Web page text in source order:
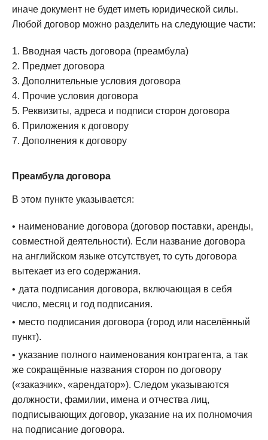
иначе документ не будет иметь юридической силы.
Любой договор можно разделить на следующие части:
Вводная часть договора (преамбула)
Предмет договора
Дополнительные условия договора
Прочие условия договора
Реквизиты, адреса и подписи сторон договора
Приложения к договору
Дополнения к договору
Преамбула договора
В этом пункте указывается:
наименование договора (договор поставки, аренды,
совместной деятельности). Если название договора
на английском языке отсутствует, то суть договора
вытекает из его содержания.
дата подписания договора, включающая в себя
число, месяц и год подписания.
место подписания договора (город или населённый
пункт).
указание полного наименования контрагента, а так
же сокращённые названия сторон по договору
(«заказчик», «арендатор»). Следом указываются
должности, фамилии, имена и отчества лиц,
подписывающих договор, указание на их полномочия
на подписание договора.